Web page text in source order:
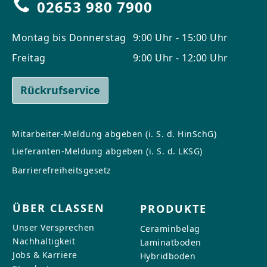
02653 980 7900
Montag bis Donnerstag
Freitag
9:00 Uhr - 15:00 Uhr
9:00 Uhr - 12:00 Uhr
Rückrufservice
Mitarbeiter-Meldung abgeben (i. S. d. HinSchG)
Lieferanten-Meldung abgeben (i. S. d. LKSG)
Barrierefreiheitsgesetz
ÜBER CLASSEN
Unser Versprechen
Nachhaltigkeit
Jobs & Karriere
PRODUKTE
Ceraminbelag
Laminatboden
Hybridboden